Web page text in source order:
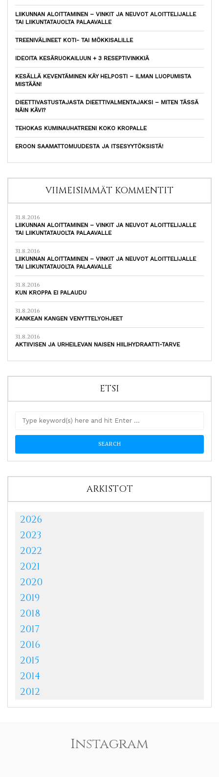
LIIKUNNAN ALOITTAMINEN – VINKIT JA NEUVOT ALOITTELIJALLE
TAI LIIKUNTATAUOLTA PALAAVALLE
TREENIVÄLINEET KOTI- TAI MÖKKISALILLE
IDEOITA KESÄRUOKAILUUN + 3 RESEPTIVINKKIÄ
KESÄLLÄ KEVENTÄMINEN KÄY HELPOSTI – ILMAN LUOPUMISTA
MISTÄÄN!
DIEETTIVASTUSTAJASTA DIEETTIVALMENTAJAKSI – MITEN TÄSSÄ
NÄIN KÄVI?
TEHOKAS KUMINAUHATREENI KOKO KROPALLE
EROON SAAMATTOMUUDESTA JA ITSESYYTÖKSISTÄ!
VIIMEISIMMÄT KOMMENTIT
31.8.2016
LIIKUNNAN ALOITTAMINEN – VINKIT JA NEUVOT ALOITTELIJALLE
TAI LIIKUNTATAUOLTA PALAAVALLE
31.8.2016
LIIKUNNAN ALOITTAMINEN – VINKIT JA NEUVOT ALOITTELIJALLE
TAI LIIKUNTATAUOLTA PALAAVALLE
31.8.2016
KUN KROPPA EI PALAUDU
31.8.2016
KANKEAN KANGEN VENYTTELYOHJEET
31.8.2016
AKTIIVISEN JA URHEILEVAN NAISEN HIILIHYDRAATTI-TARVE
ETSI
ARKISTOT
2026
2023
2022
2021
2020
2019
2018
2017
2016
2015
2014
2012
Instagram